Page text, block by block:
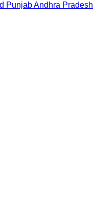
PunjabAndhra Pradesh